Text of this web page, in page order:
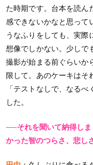
た時期です。台本を読ん
感できないかなと思って
うなふりをしても、実際
想像でしかない。少しで
撮影が始まる前ぐらいか
限して。あのケーキはそ
「テストなしで、なる
した。
──それを聞いて納得し
かった智のつらさ、悲し